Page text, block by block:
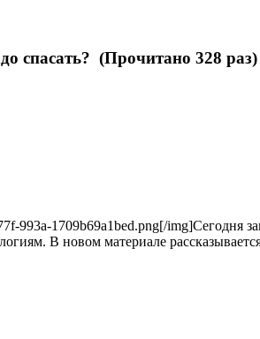
спасать? (Прочитано 328 раз)
993a-1709b69a1bed.png[/img]Сегодня
В новом материале